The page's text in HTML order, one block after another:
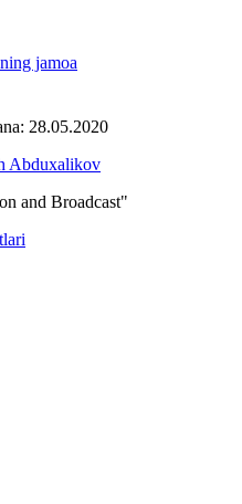
jamoa
28.05.2020
Abduxalikov
and Broadcast"